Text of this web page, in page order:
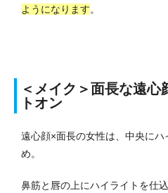
ようになります。
＜メイク＞面長な遠心
トオン
遠心顔×面長の女性は、中央に
め。
鼻筋と唇の上にハイライトを仕込